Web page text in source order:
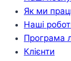
Як ми
Наші
Програма
Клієнти